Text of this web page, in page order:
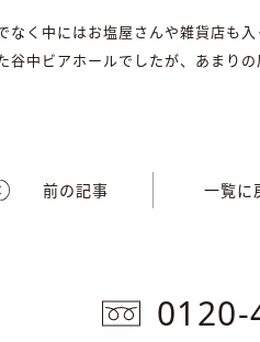
なく中にはお塩屋さんや雑貨店も入
谷中ビアホールでしたが、あまり
前の記事 一覧に